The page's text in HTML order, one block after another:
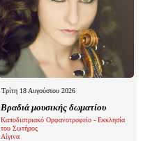
Τρίτη 18 Αυγούστου 2026
Βραδιά μουσικής δωματίου
Καποδιστριακό Ορφανοτροφείο - Εκκλησία
του Σωτήρος
Αίγινα